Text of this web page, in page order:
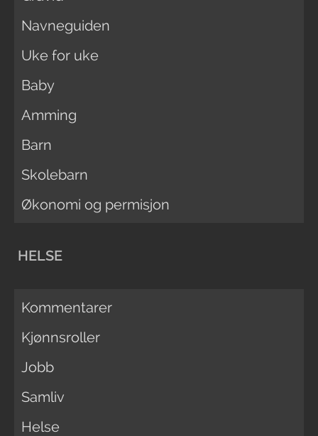
Navneguiden
Uke for uke
Baby
Amming
Barn
Skolebarn
Økonomi og permisjon
HELSE
Kommentarer
Kjønnsroller
Jobb
Samliv
Helse